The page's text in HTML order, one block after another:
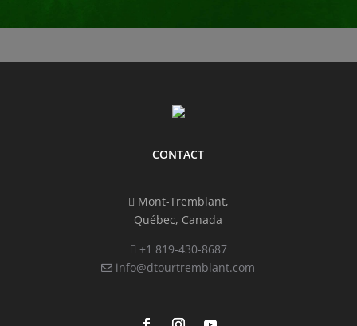
CONTACT
Mont-Tremblant,
Québec, Canada
+1 819-430-8687
info@dtourtremblant.com